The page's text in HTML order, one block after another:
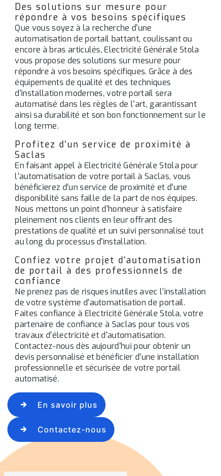
Des solutions sur mesure pour
répondre à vos besoins spécifiques
Que vous soyez à la recherche d'une
automatisation de portail battant, coulissant ou
encore à bras articulés, Electricité Générale Stola
vous propose des solutions sur mesure pour
répondre à vos besoins spécifiques. Grâce à des
équipements de qualité et des techniques
d'installation modernes, votre portail sera
automatisé dans les règles de l'art, garantissant
ainsi sa durabilité et son bon fonctionnement sur le
long terme.
Profitez d'un service de proximité à
Saclas
En faisant appel à Electricité Générale Stola pour
l'automatisation de votre portail à Saclas, vous
bénéficierez d'un service de proximité et d'une
disponibilité sans faille de la part de nos équipes.
Nous mettons un point d'honneur à satisfaire
pleinement nos clients en leur offrant des
prestations de qualité et un suivi personnalisé tout
au long du processus d'installation.
Confiez votre projet d'automatisation
de portail à des professionnels de
confiance
Ne prenez pas de risques inutiles avec l'installation
de votre système d'automatisation de portail.
Faites confiance à Electricité Générale Stola, votre
partenaire de confiance à Saclas pour tous vos
travaux d'électricité et d'automatisation.
Contactez-nous dès aujourd'hui pour obtenir un
devis personnalisé et bénéficier d'une installation
professionnelle et sécurisée de votre portail
automatisé.
En savoir plus
Contactez-nous